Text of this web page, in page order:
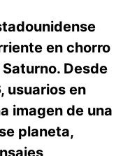
en chorro
Desde
usuarios en
imagen de una
planeta,